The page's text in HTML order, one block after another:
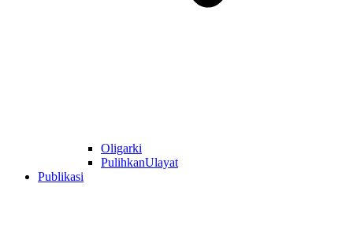
Oligarki
PulihkanUlayat
Publikasi